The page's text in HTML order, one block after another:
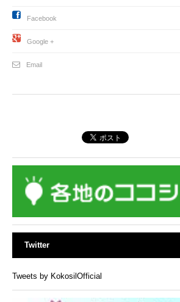
Facebook
Google +
Email
Twitter
Tweets by KokosilOfficial